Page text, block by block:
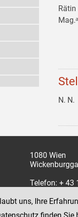
Rätin
N. N.
1080 Wien
Telefon: + 43
Fax: +43 1
uns, Ihre